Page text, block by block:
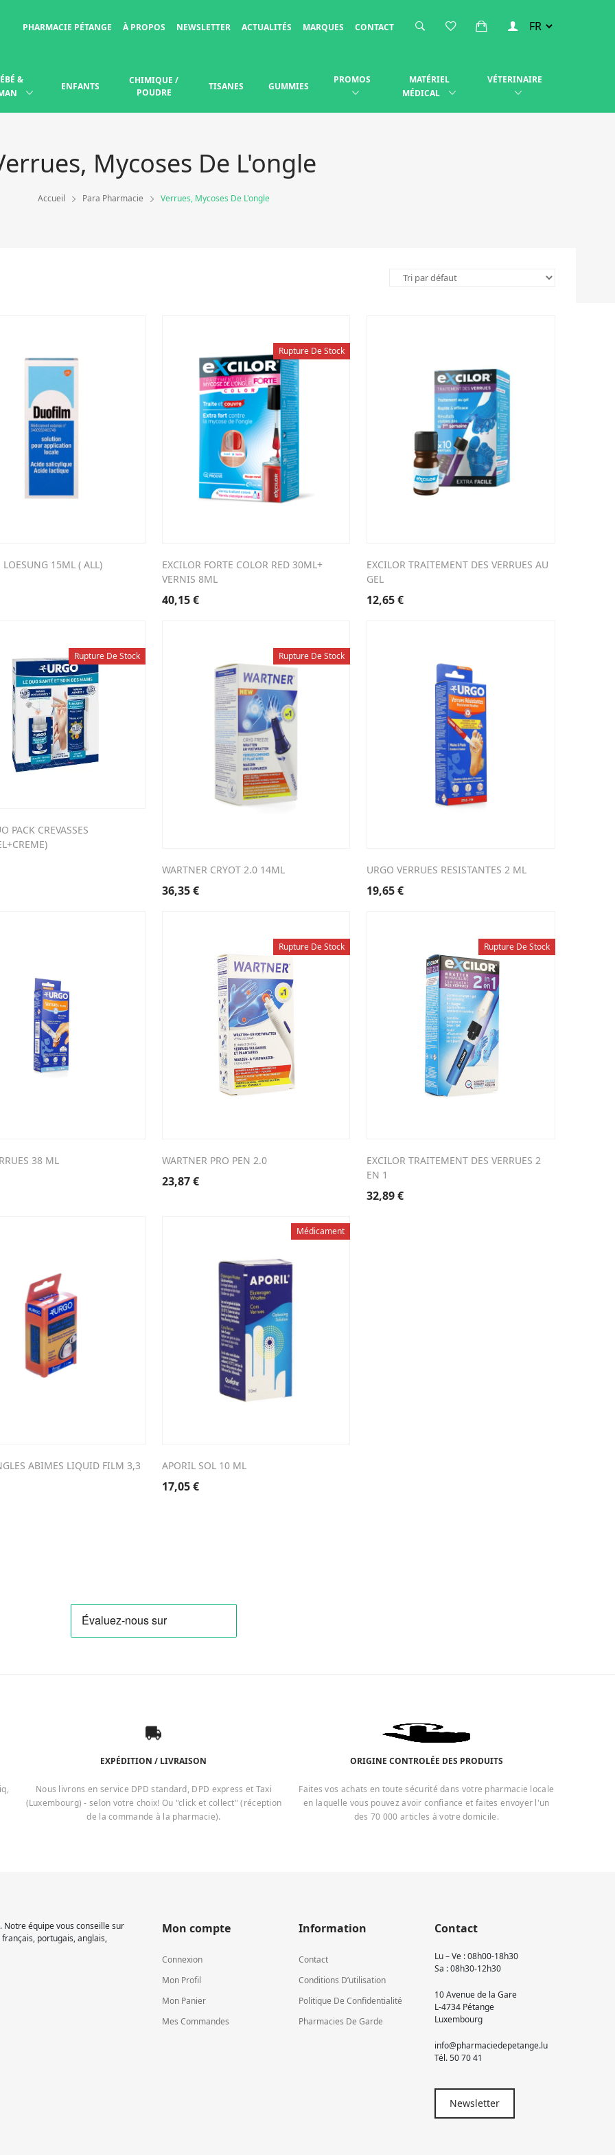
PHARMACIE PÉTANGE À PROPOS NEWSLETTER ACTUALITÉS MARQUES CONTACT
&
ENFANTS
CHIMIQUE /
POUDRE
TISANES GUMMIES
PROMOS
MATÉRIEL
MÉDICAL
VÉTERINAIRE
Mycoses De L'ongle
Accueil Para Pharmacie Verrues, Mycoses De L'ongle
15ML ( ALL)
Rupture De Stock
EXCILOR FORTE COLOR RED 30ML+
VERNIS 8ML
40,15€
EXCILOR TRAITEMENT DES VERRUES AU
GEL
12,65€
Rupture De Stock
PACK CREVASSES
Rupture De Stock
WARTNER CRYOT 2.0 14ML
36,35€
URGO VERRUES RESISTANTES 2 ML
19,65€
38 ML
Rupture De Stock
WARTNER PRO PEN 2.0
23,87€
Rupture De Stock
EXCILOR TRAITEMENT DES VERRUES 2
EN 1
32,89€
ABIMES LIQUID FILM 3,3
Médicament
APORIL SOL 10 ML
17,05€
EXPÉDITION / LIVRAISON
Nous livrons en service DPD standard, DPD express et Taxi
(Luxembourg) - selon votre choix! Ou "click et collect" (réception
de la commande à la pharmacie).
ORIGINE CONTROLÉE DES PRODUITS
Faites vos achats en toute sécurité dans votre pharmacie locale
en laquelle vous pouvez avoir confiance et faites envoyer l'un
des 70 000 articles à votre domicile.
équipe vous conseille sur
portugais, anglais,
Mon compte
Connexion
Mon Profil
Mon Panier
Mes Commandes
Information
Contact
Conditions D’utilisation
Politique De Confidentialité
Pharmacies De Garde
Contact
Lu – Ve : 08h00-18h30
Sa : 08h30-12h30
10 Avenue de la Gare
L-4734 Pétange
Luxembourg
info@pharmaciedepetange.lu
Tél.50 70 41
Newsletter